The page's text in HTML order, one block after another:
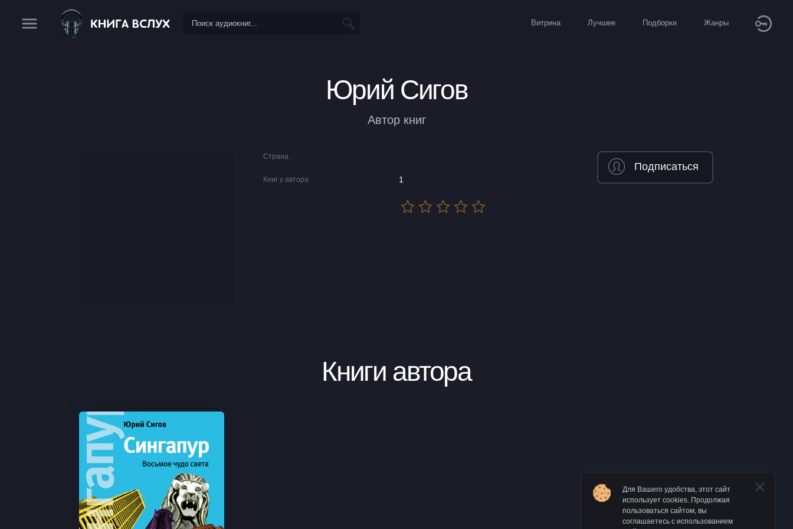
Витрина Лучшее Подборки Жанры
Юрий Сигов
Автор книг
Страна
Книг у автора 1
Подписаться
Книги автора
Для Вашего удобства, этот сайт
использует cookies. Продолжая
пользоваться сайтом, вы
соглашаетесь с использованием